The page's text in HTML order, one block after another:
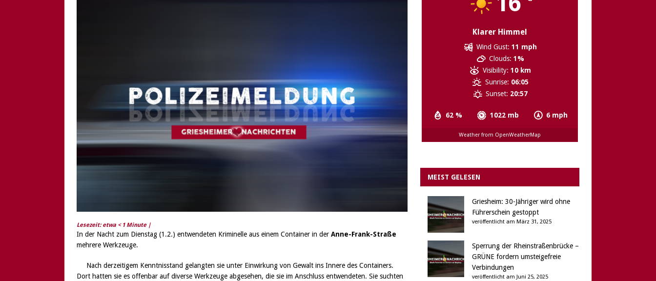
Lesezeit: etwa < 1 Minute |
In der Nacht zum Dienstag (1.2.) entwendeten Kriminelle aus einem Container in der Anne-Frank-Straße
mehrere Werkzeuge.
Nach derzeitigem Kenntnisstand gelangten sie unter Einwirkung von Gewalt ins Innere des Containers.
Dort hatten sie es offenbar auf diverse Werkzeuge abgesehen, die sie im Anschluss entwendeten. Sie suchten
Klarer Himmel
62 % 1022 mb 6 mph
Wind Gust: 11 mph
Clouds: 1%
Visibility: 10 km
Sunrise: 06:05
Sunset: 20:57
Weather from OpenWeatherMap
MEIST GELESEN
Griesheim: 30-Jähriger wird ohne
Führerschein gestoppt
veröffentlicht am März 31, 2025
Sperrung der Rheinstraßenbrücke –
GRÜNE fordern umsteigefreie
Verbindungen
veröffentlicht am Juni 25, 2025